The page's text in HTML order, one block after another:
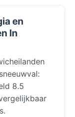
en
In
8.5